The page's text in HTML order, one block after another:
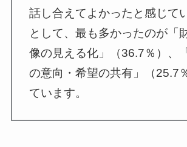
話し合えてよかったと感じて
として、最も多かったのが「
像の見える化」（36.7％）、
の意向・希望の共有」（25.7
ています。